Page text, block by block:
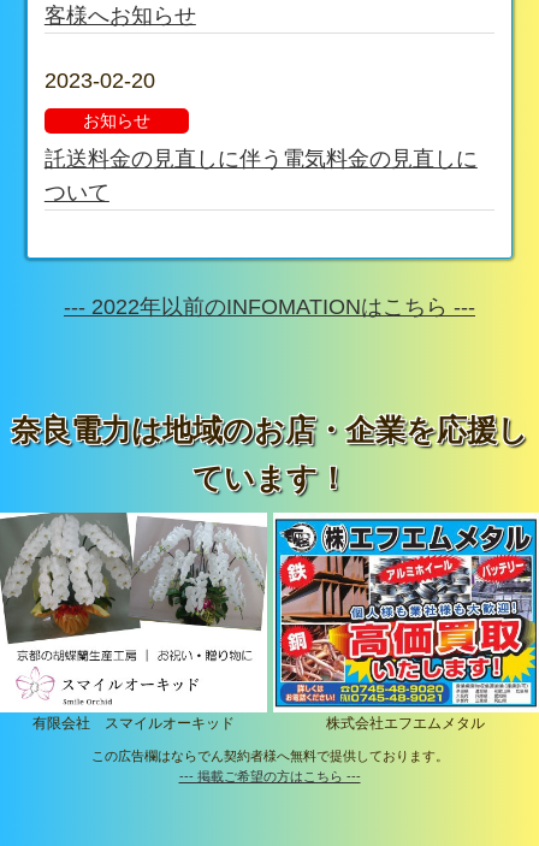
客様へお知らせ
2023-02-20
お知らせ
託送料金の見直しに伴う電気料金の見直しに
ついて
--- 2022年以前のINFOMATIONはこちら ---
奈良電力は地域のお店・企業を応援し
ています！
有限会社 スマイルオーキッド 株式会社エフエムメタル
この広告欄はならでん契約者様へ無料で提供しております。
--- 掲載ご希望の方はこちら ---